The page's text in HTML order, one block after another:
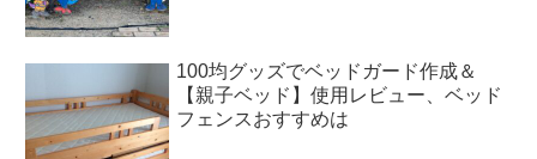
100均グッズでベッドガード作成＆
【親子ベッド】使用レビュー、ベッド
フェンスおすすめは